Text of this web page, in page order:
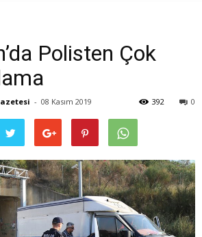
Gazetesi
Polisten Çok
- 08 Kasım 2019 0
392